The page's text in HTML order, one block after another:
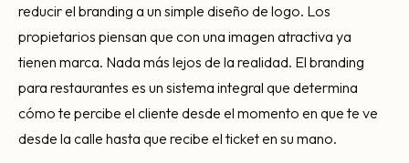
Rotación de personal
Cuánto cuesta abrir
Plan de negocio
Permisos en Madrid
Licencias Barcelona
reducir el branding a un simple diseño de logo. Los
propietarios piensan que con una imagen atractiva ya
tienen marca. Nada más lejos de la realidad. El branding
para restaurantes es un sistema integral que determina
cómo te percibe el cliente desde el momento en que te ve
desde la calle hasta que recibe el ticket en su mano.